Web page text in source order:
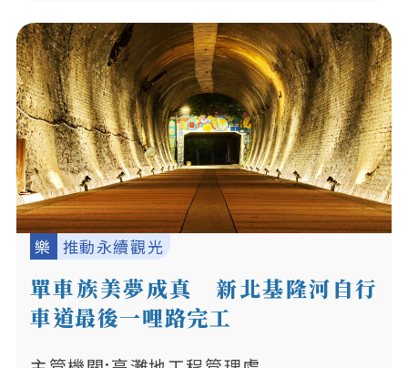
樂 推動永續觀光
單車族美夢成真 新北基隆河自行
車道最後一哩路完工